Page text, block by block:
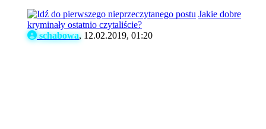
Jakie dobre
kryminały ostatnio czytaliście?
schabowa, 12.02.2019, 01:20